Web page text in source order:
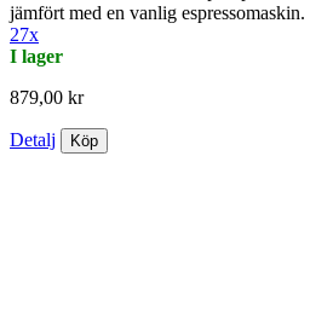
jämfört med en vanlig espressomaskin.
27x
I lager
879,00 kr
Detalj Köp